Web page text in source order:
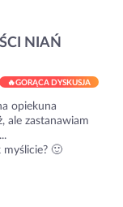
NIAŃ
🔥GORĄCA DYSKUSJA
opiekuna
ale zastanawiam
myślicie? 🙂